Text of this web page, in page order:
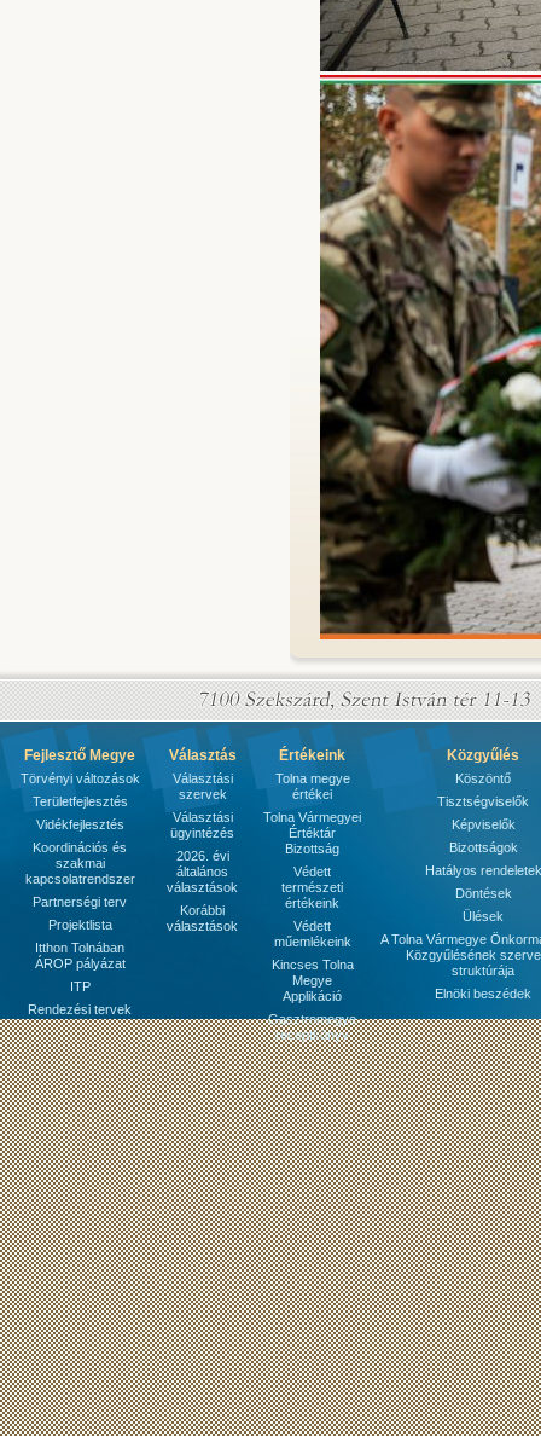
Fejlesztő Megye
Törvényi változások
Területfejlesztés
Vidékfejlesztés
Koordinációs és
szakmai
kapcsolatrendszer
Partnerségi terv
Projektlista
Itthon Tolnában
ÁROP pályázat
ITP
Rendezési tervek
Választás
Választási
szervek
Választási
ügyintézés
2026. évi
általános
választások
Korábbi
választások
Értékeink
Tolna megye
értékei
Tolna Vármegyei
Értéktár
Bizottság
Védett
természeti
értékeink
Védett
műemlékeink
Kincses Tolna
Megye
Applikáció
Gasztromegye
receptkönyv
Közgyűlés
Köszöntő
Tisztségviselők
Képviselők
Bizottságok
Hatályos rendeletek
Döntések
Ülések
A Tolna Vármegye
Közgyűlésének
struktúrája
Elnöki beszédek